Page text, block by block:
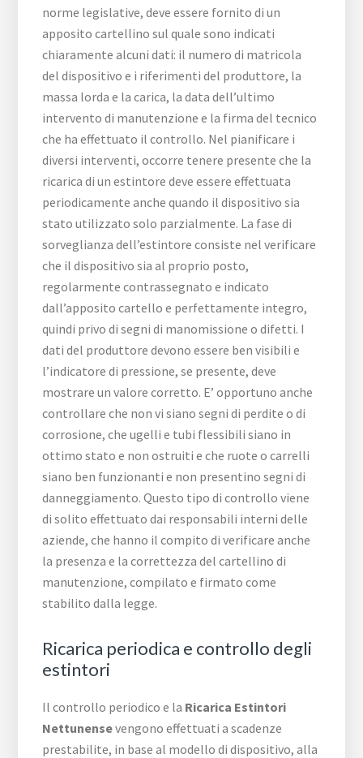
norme legislative, deve essere fornito di un
apposito cartellino sul quale sono indicati
chiaramente alcuni dati: il numero di matricola
del dispositivo e i riferimenti del produttore, la
massa lorda e la carica, la data dell’ultimo
intervento di manutenzione e la firma del tecnico
che ha effettuato il controllo. Nel pianificare i
diversi interventi, occorre tenere presente che la
ricarica di un estintore deve essere effettuata
periodicamente anche quando il dispositivo sia
stato utilizzato solo parzialmente. La fase di
sorveglianza dell’estintore consiste nel verificare
che il dispositivo sia al proprio posto,
regolarmente contrassegnato e indicato
dall’apposito cartello e perfettamente integro,
quindi privo di segni di manomissione o difetti. I
dati del produttore devono essere ben visibili e
l’indicatore di pressione, se presente, deve
mostrare un valore corretto. E’ opportuno anche
controllare che non vi siano segni di perdite o di
corrosione, che ugelli e tubi flessibili siano in
ottimo stato e non ostruiti e che ruote o carrelli
siano ben funzionanti e non presentino segni di
danneggiamento. Questo tipo di controllo viene
di solito effettuato dai responsabili interni delle
aziende, che hanno il compito di verificare anche
la presenza e la correttezza del cartellino di
manutenzione, compilato e firmato come
stabilito dalla legge.
Ricarica periodica e controllo degli
estintori
Il controllo periodico e la Ricarica Estintori
Nettunensevengono effettuati a scadenze
prestabilite, in base al modello di dispositivo, alla